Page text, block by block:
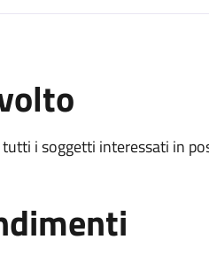
i soggetti interessati in